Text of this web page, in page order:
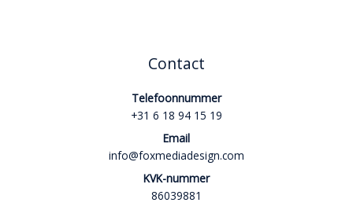
Contact
Telefoonnummer
+31 6 18 94 15 19
Email
info@foxmediadesign.com
KVK-nummer
86039881